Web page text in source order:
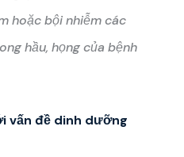
hoặc bội nhiễm các
hầu, họng của bệnh
vấn đề dinh dưỡng